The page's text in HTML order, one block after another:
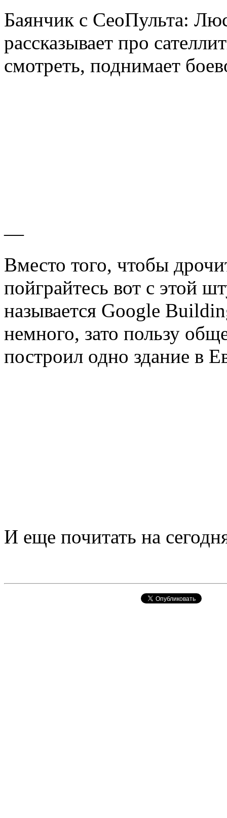
Баянчик с СеоПульта:
рассказывает про
смотреть, поднимает
—
Вместо того, чтобы
пойграйтесь вот с этой
называется Google
немного, зато пользу
построил одно здание в
И еще почитать на